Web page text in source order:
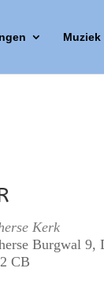
Muziek
Kerk
Burgwal 9,
CB